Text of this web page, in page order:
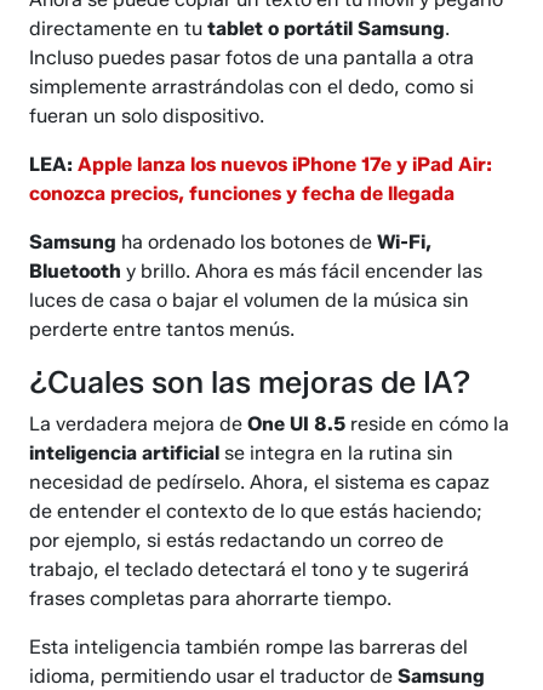
directamente en tutablet o portátil Samsung.
Incluso puedes pasar fotos de una pantalla a otra
simplemente arrastrándolas con el dedo, como si
fueran un solo dispositivo.
LEA:Apple lanza los nuevos iPhone 17e y iPad Air:
conozca precios, funciones y fecha de llegada
Samsung ha ordenado los botones deWi-Fi,
Bluetooth y brillo. Ahora es más fácil encender las
luces de casa o bajar el volumen de la música sin
perderte entre tantos menús.
¿Cuales son las mejoras de IA?
La verdadera mejora de One UI 8.5 reside en cómo la
inteligencia artificial se integra en la rutina sin
necesidad de pedírselo. Ahora, el sistema es capaz
de entender el contexto de lo que estás haciendo;
por ejemplo, si estás redactando un correo de
trabajo, el teclado detectará el tono y te sugerirá
frases completas para ahorrarte tiempo.
Esta inteligencia también rompe las barreras del
idioma, permitiendo usar el traductor deSamsung